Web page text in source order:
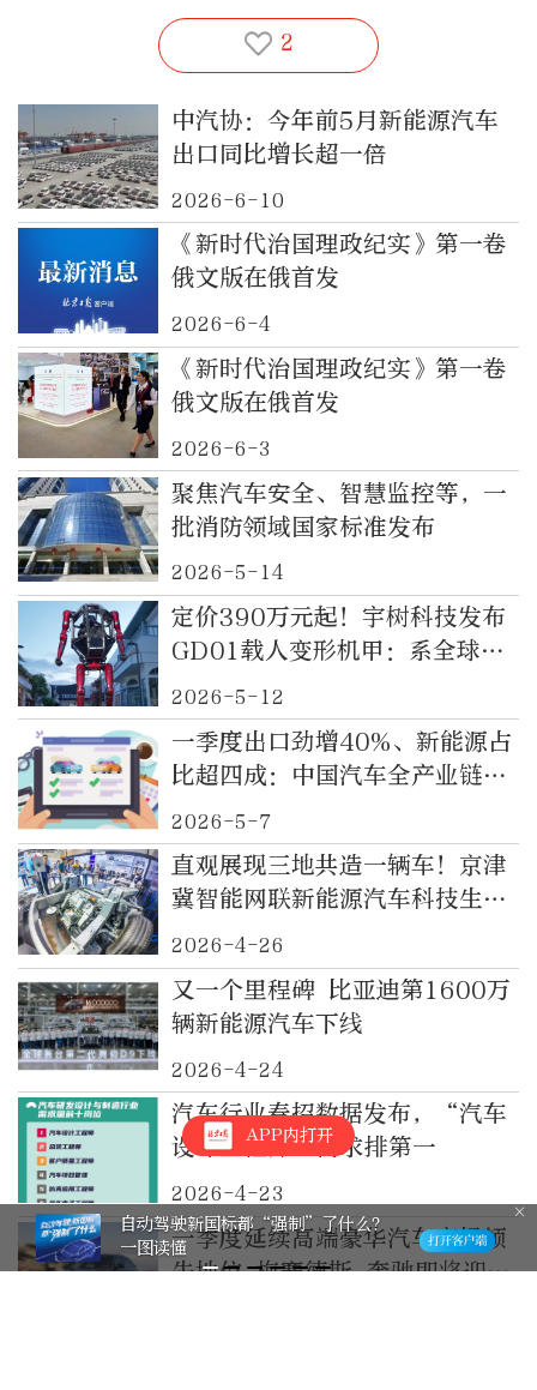
2
中汽协：今年前5月新能源汽车
出口同比增长超一倍
2026-6-10
《新时代治国理政纪实》第一卷
俄文版在俄首发
2026-6-4
《新时代治国理政纪实》第一卷
俄文版在俄首发
2026-6-3
聚焦汽车安全、智慧监控等，一
批消防领域国家标准发布
2026-5-14
定价390万元起！宇树科技发布
GD01载人变形机甲：系全球首
款量产版载人机甲，可以变形
2026-5-12
一季度出口劲增40%、新能源占
比超四成：中国汽车全产业链出
海提速
2026-5-7
直观展现三地共造一辆车！京津
冀智能网联新能源汽车科技生态
港亮相北京车展
2026-4-26
又一个里程碑 比亚迪第1600万
辆新能源汽车下线
2026-4-24
汽车行业春招数据发布，“汽车
设计工程师”需求排第一
2026-4-23
一季度延续高端豪华汽车市场领
先地位 梅赛德斯-奔驰即将迎来
APP内打开
自动驾驶新国标都“强制”了什么？
一图读懂